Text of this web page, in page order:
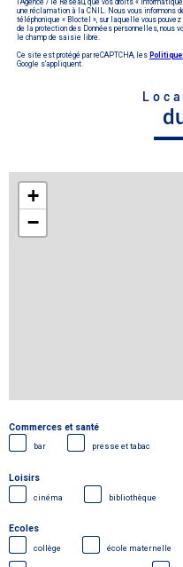
une réclamation à la CNIL. Nous vous informons
téléphonique « Bloctel », sur laquelle vous
de la protection des Données personnelles, nous
le champ de saisie libre.
Ce site est protégé par reCAPTCHA, les
Google s'appliquent.
+
−
Commerces et santé
bar presse et tabac
Loisirs
cinéma bibliothèque
Ecoles
collège école maternelle